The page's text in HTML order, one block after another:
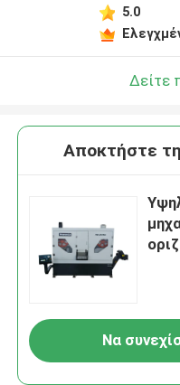
5.0
Δείτε
Αποκτήστε
Να